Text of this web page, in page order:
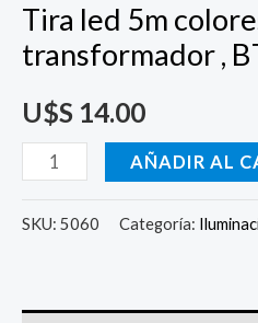
Tira led 5m
transformador ,
U$S 14.00
AÑADIR AL
SKU: 5060 Categoría: